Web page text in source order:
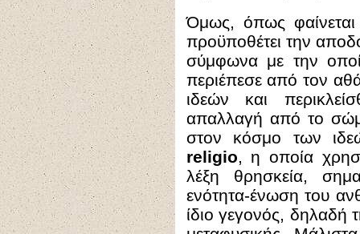
Όμως, όπως
προϋποθέτει την
σύμφωνα με την
περιέπεσε από τον
ιδεών και
απαλλαγή από το
στον κόσμο των
religio, η οποία
λέξη θρησκεία,
ενότητα-ένωση του
ίδιο γεγονός, δηλαδή